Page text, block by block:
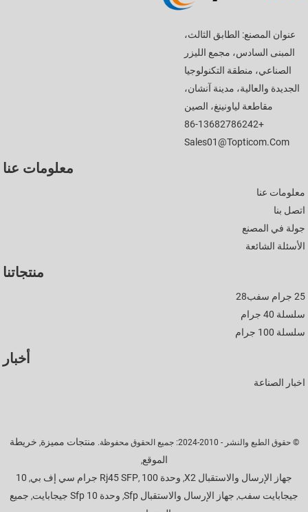
عنوان المصنع: الطابق الثالث،
المبنى السادس، مجمع الليزر
الصناعي، منطقة التكنولوجيا
الجديدة والعالية، مدينة آنشان،
مقاطعة لياونينغ، الصين
+86-13682786242
Sales01@topticom.com
معلومات عنا
معلومات عنا
اتصل بنا
جولة في المصنع
الأسئلة الشائعة
منتجاتنا
25 جرام سفب28
سلسلة 40 جرام
سلسلة 100 جرام
أخبار
اخبار الصناعة
© حقوق الطبع والنشر - 2010-2024: جميع الحقوق محفوظة. منتجات مميزة, خريطة
الموقع,
جهاز الإرسال والاستقبال X2 , وحدة Rj45 SFP , 100 جرام سي إف بي ,
10
جيجابايت سفب, جهاز الإرسال والاستقبال Sfp , وحدة Sfp 10 جيجابايت , جميع